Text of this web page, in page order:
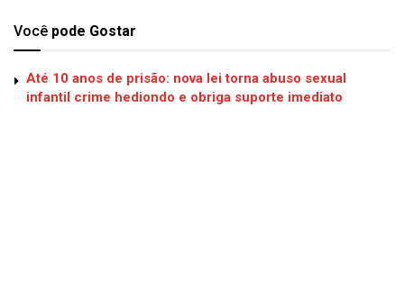
Você pode Gostar
Até 10 anos de prisão: nova lei torna abuso sexual
infantil crime hediondo e obriga suporte imediato